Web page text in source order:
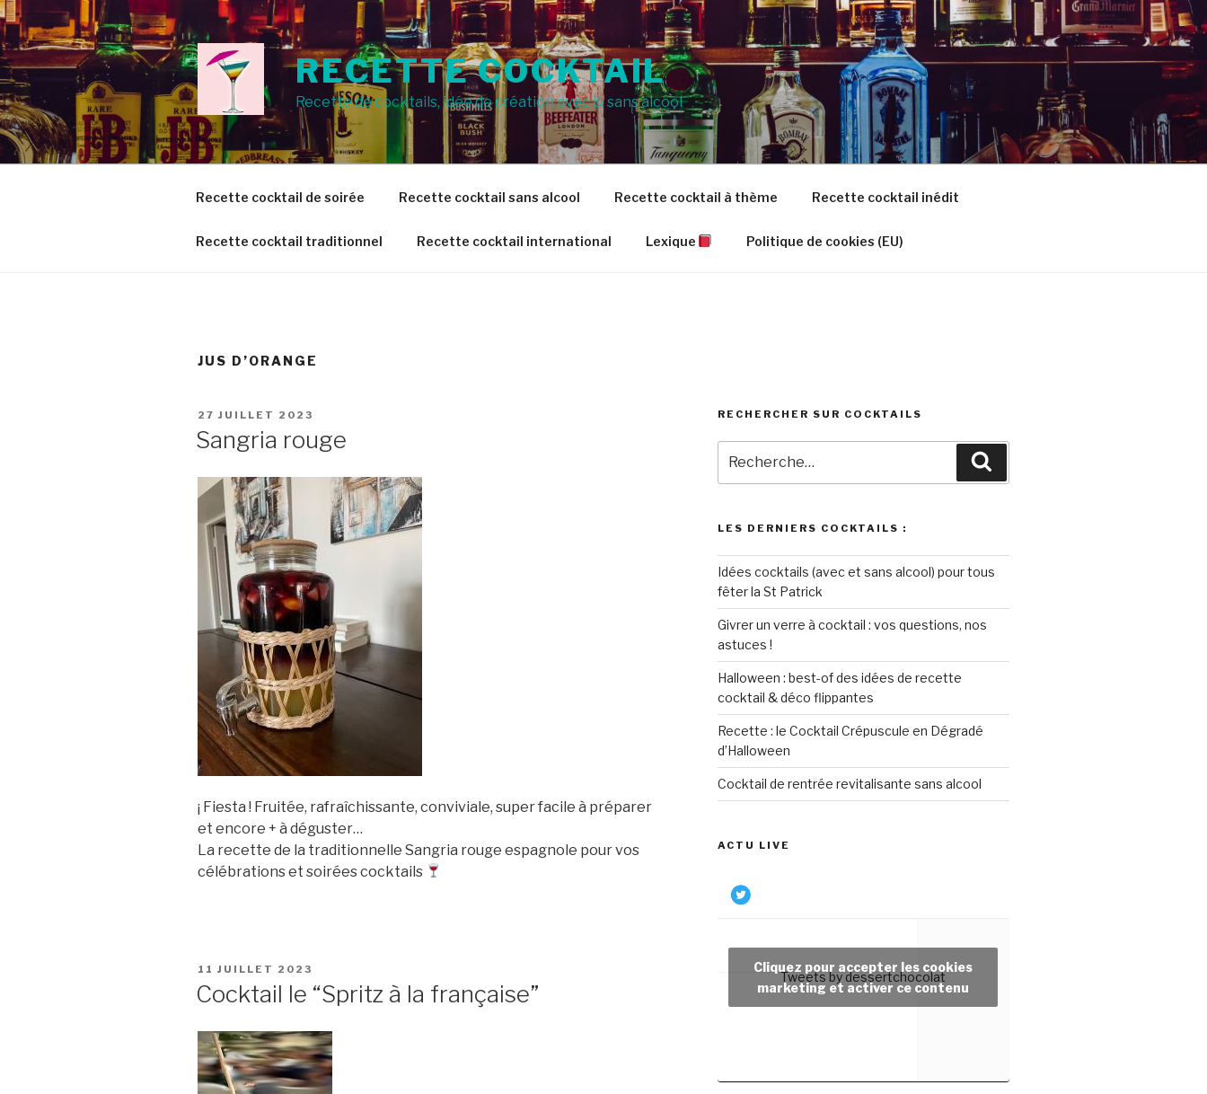
Aller
au
contenu
principal
RECETTE COCKTAIL
Recette de cocktails, idée de création avec & sans alcool
Recette cocktail de soirée Recette cocktail sans alcool Recette cocktail à thème Recette cocktail inédit
Recette cocktail traditionnel Recette cocktail international Lexique Politique de cookies (EU)
JUS D’ORANGE
PUBLIÉ
27 JUILLET 2023
Sangria rouge
¡ Fiesta ! Fruitée, rafraîchissante, conviviale, super facile à préparer
et encore + à déguster…
La recette de la traditionnelle Sangria rouge espagnole pour vos
célébrations et soirées cocktails
PUBLIÉ
11 JUILLET 2023
Cocktail le “Spritz à la française”
RECHERCHER SUR COCKTAILS
pour
:
LES DERNIERS COCKTAILS :
Idées cocktails (avec et sans alcool) pour tous
fêter la St Patrick
Givrer un verre à cocktail : vos questions, nos
astuces !
Halloween : best-of des idées de recette
cocktail & déco flippantes
Recette : le Cocktail Crépuscule en Dégradé
d’Halloween
Cocktail de rentrée revitalisante sans alcool
ACTU LIVE
Tweets by dessertchocolat
Cliquez pour accepter les cookies
marketing et activer ce contenu